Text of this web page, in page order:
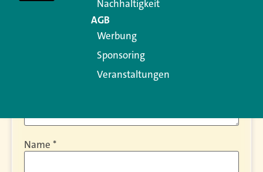
Name *
Nachhaltigkeit
AGB
Werbung
Sponsoring
Veranstaltungen